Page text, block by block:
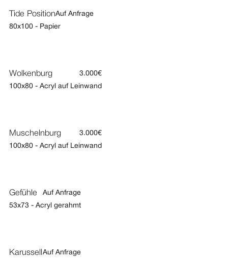
Tide PositionAuf Anfrage
80x100 - Papier
Wolkenburg
3.000€
100x80 - Acryl auf Leinwand
Muschelnburg
3.000€
100x80 - Acryl auf Leinwand
Gefühle
Auf Anfrage
53x73 - Acryl gerahmt
Karussell
Auf Anfrage